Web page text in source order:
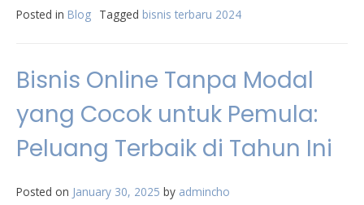
Posted in Blog Tagged bisnis terbaru 2024
Bisnis Online Tanpa Modal
yang Cocok untuk Pemula:
Peluang Terbaik di Tahun Ini
Posted on January 30, 2025 by admincho